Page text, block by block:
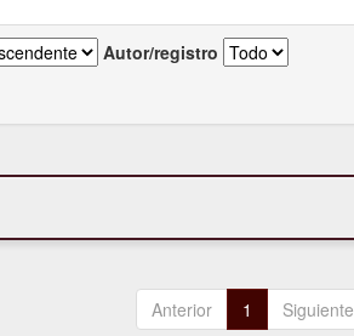
Autor/registro
Anterior 1 Siguiente